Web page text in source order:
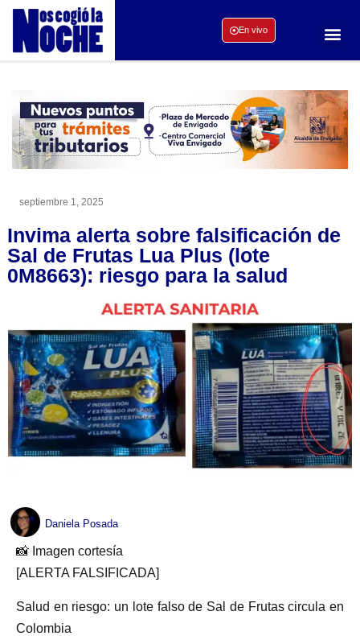
En vivo
septiembre 1, 2025
Invima alerta sobre falsificación de
Sal de Frutas Lua Plus (lote
0M8663): riesgo para la salud
Daniela Posada
📸 Imagen cortesía
[ALERTA FALSIFICADA]
Salud en riesgo: un lote falso de Sal de Frutas circula en
Colombia